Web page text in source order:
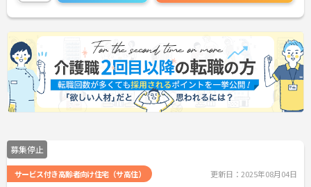
募集停止
サービス付き高齢者向け住宅（サ高住） 更新日：2025年08月04日